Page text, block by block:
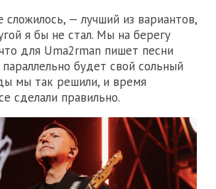
сложилось, — лучший из вариантов,
я бы не стал. Мы на берегу
для Uma2rman пишет песни
будет свой сольный
мы так решили, и время
сделали правильно.